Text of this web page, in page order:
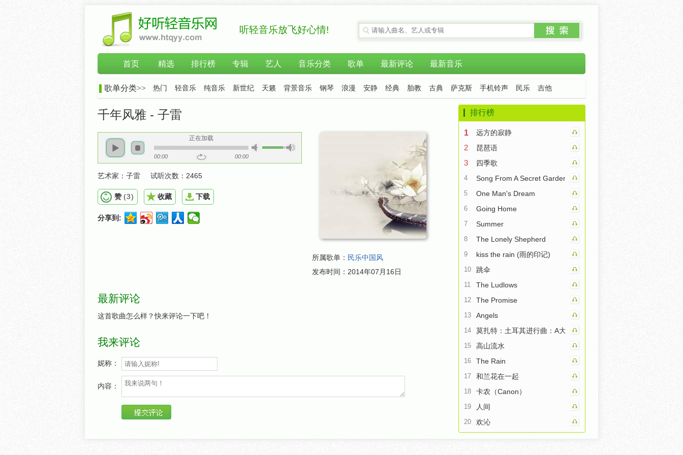
听轻音乐放飞好心情!
首页 精选 排行榜 专辑 艺人 音乐分类 歌单 最新评论 最新音乐
歌单分类>> 热门 轻音乐 纯音乐 新世纪 天籁 背景音乐 钢琴 浪漫 安静 经典 胎教 古典 萨克斯 手机铃声 民乐 吉他
千年风雅 - 子雷
正在加载
00:00 00:00
艺术家： 子雷 试听次数： 2465
赞 (3) 收藏 下载
分享到:
所属歌单： 民乐中国风
发布时间： 2014年07月16日
最新评论
这首歌曲怎么样？快来评论一下吧！
我来评论
妮称：
内容：
排行榜
1 远方的寂静
2 琵琶语
3 四季歌
4 Song From A Secret Garden
5 One Man's Dream
6 Going Home
7 Summer
8 The Lonely Shepherd
9 kiss the rain (雨的印记)
10 跳伞
11 The Ludlows
12 The Promise
13 Angels
14 莫扎特：土耳其进行曲：A大调钢琴奏鸣曲第三乐章
15 高山流水
16 The Rain
17 和兰花在一起
18 卡农（Canon）
19 人间
20 欢沁